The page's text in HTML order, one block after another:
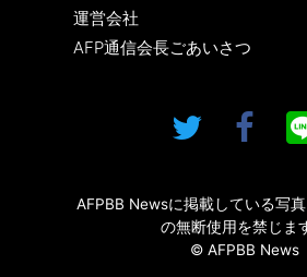
運営会社
AFP通信会長ごあいさつ
AFPBB Newsに掲載している写
の無断使用を禁じま
© AFPBB News